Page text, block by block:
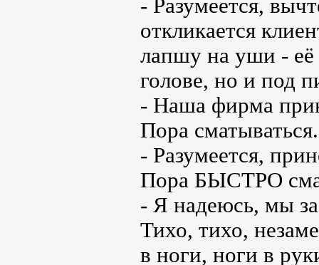
- Разумеется,
откликается
лапшу на уши - её
голове, но и под
- Наша фирма
Пора сматываться.
- Разумеется,
Пора БЫСТРО
- Я надеюсь, мы
Тихо, тихо,
в ноги, ноги в